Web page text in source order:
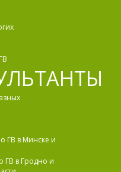
ГВ в Минске и
ГВ в Гродно и